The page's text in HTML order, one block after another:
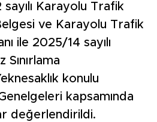
Karayolu Trafik
ve Karayolu Trafik
ile 2025/14 sayılı
Sınırlama
konulu
kapsamında
değerlendirildi.